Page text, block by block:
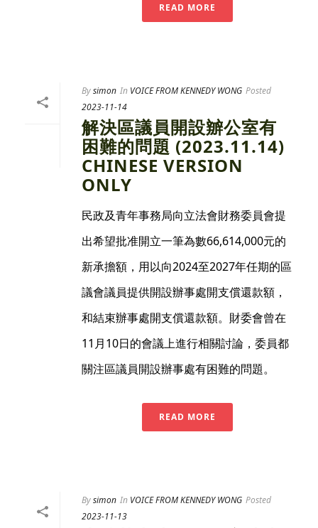
READ MORE
Bysimon In VOICE FROM KENNEDY WONG Posted
2023-11-14
解決區議員開設辧公室有
困難的問題 (2023.11.14)
CHINESE VERSION
ONLY
民政及青年事務局向立法會財務委員會提
出希望批准開立一筆為數66,614,000元的
新承擔額，用以向2024至2027年任期的區
議會議員提供開設辦事處開支償還款額，
和結束辦事處開支償還款額。財委會曾在
11月10日的會議上進行相關討論，委員都
關注區議員開設辦事處有困難的問題。
READ MORE
Bysimon In VOICE FROM KENNEDY WONG Posted
2023-11-13